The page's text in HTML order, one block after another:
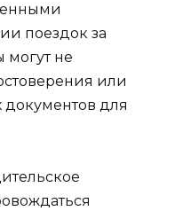
поездок за
могут не
или
документов для